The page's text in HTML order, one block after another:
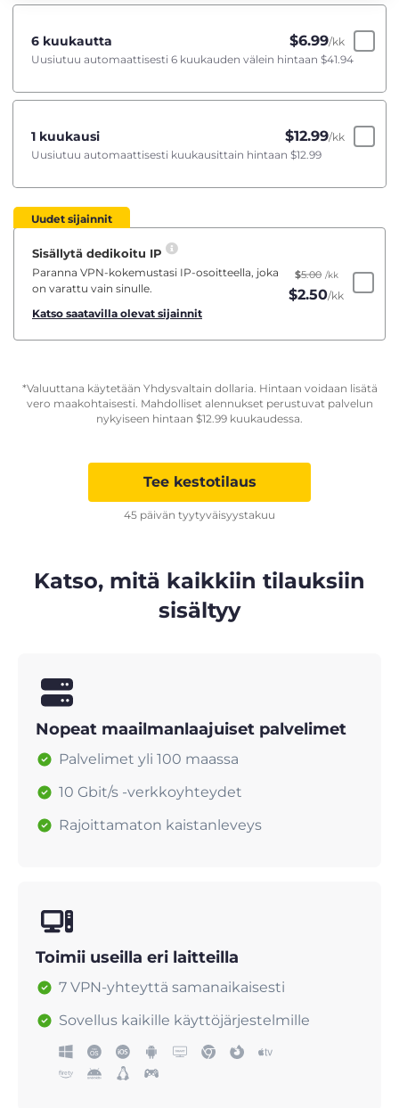
6 kuukautta $6.99/kk
Uusiutuu automaattisesti 6 kuukauden välein hintaan $41.94
1 kuukausi $12.99/kk
Uusiutuu automaattisesti kuukausittain hintaan $12.99
Uudet sijainnit
Sisällytä dedikoitu IP
Paranna VPN-kokemustasi IP-osoitteella, joka
on varattu vain sinulle.
Katso saatavilla olevat sijainnit
$5.00 /kk
$2.50/kk
*Valuuttana käytetään Yhdysvaltain dollaria. Hintaan voidaan lisätä
vero maakohtaisesti. Mahdolliset alennukset perustuvat palvelun
nykyiseen hintaan $12.99 kuukaudessa.
Tee kestotilaus
45 päivän tyytyväisyystakuu
Katso, mitä kaikkiin tilauksiin
sisältyy
Nopeat maailmanlaajuiset palvelimet
Palvelimet yli 100 maassa
10 Gbit/s -verkkoyhteydet
Rajoittamaton kaistanleveys
Toimii useilla eri laitteilla
7 VPN-yhteyttä samanaikaisesti
Sovellus kaikille käyttöjärjestelmille